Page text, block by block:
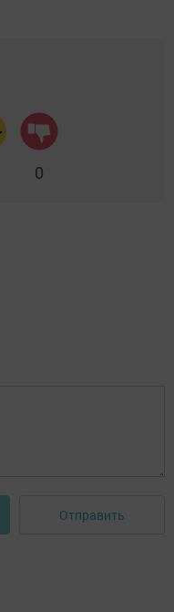
0
Отправить